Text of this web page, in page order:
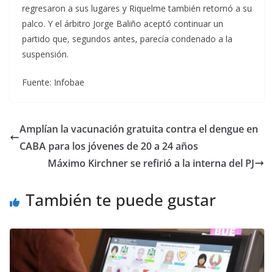
regresaron a sus lugares y Riquelme también retornó a su
palco. Y el árbitro Jorge Baliño aceptó continuar un
partido que, segundos antes, parecía condenado a la
suspensión.
Fuente: Infobae
Amplían la vacunación gratuita contra el dengue en
CABA para los jóvenes de 20 a 24 años
Máximo Kirchner se refirió a la interna del PJ
También te puede gustar